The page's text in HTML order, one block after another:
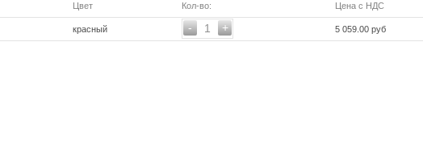
Цвет Кол-во: Цена с НДС
красный +
- 1 5 059.00 руб